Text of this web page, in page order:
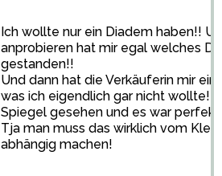
Ich wollte nur ein Diadem haben!!
anprobieren hat mir egal welches
gestanden!!
Und dann hat die Verkäuferin mir
was ich eigendlich gar nicht wollte!!
Spiegel gesehen und es war
Tja man muss das wirklich vom
abhängig machen!